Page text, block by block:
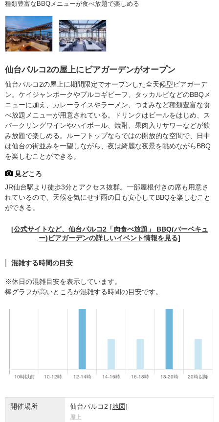
種類豊富なBBQメニューが食べ放題で楽しめる
仙台パルコ2の屋上にビアガーデンがオープン
仙台パルコ2の屋上に期間限定でオープンした全天候型ビアガーデ
ン。ケイジャンポークやプルコギビーフ、タッカルビなどのBBQメ
ニューに加え、カレーライスやラーメン、つまみなど種類豊富な食
べ放題メニューが用意されている。ドリンクはビールをはじめ、ス
パークリングワインやハイボール、焼酎、果肉入りサワーなどが飲
み放題で楽しめる。ルーフトップならではの開放的な空間で、日中
は仙台の街並みを一望しながら、夜は綺麗な夜景を眺めながらBBQ
を楽しむことができる。
見どころ
JR仙台駅より徒歩3分とアクセス抜群。一部屋根付きの席も用意さ
れているので、天候を気にせず雨の日も安心してBBQを楽しむこと
ができる。
[公式サイトなど、仙台パルコ2「肉食べ放題」 BBQ(バーベキュ
ー)ビアガーデンの詳しいイベント情報を見る]
混雑する時間の目安
※休日の混雑目安を表示しています。
棒グラフが高いところが混雑する時間の目安です。
開催場所 仙台パルコ2 [地図]
屋上